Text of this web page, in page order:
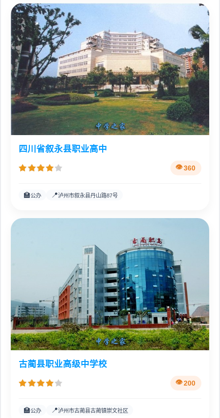
四川省叙永县职业高中
360
🏫公办 📍泸州市叙永县丹山路87号
古蔺县职业高级中学校
200
🏫公办 📍泸州市古蔺县古蔺镇崇文社区